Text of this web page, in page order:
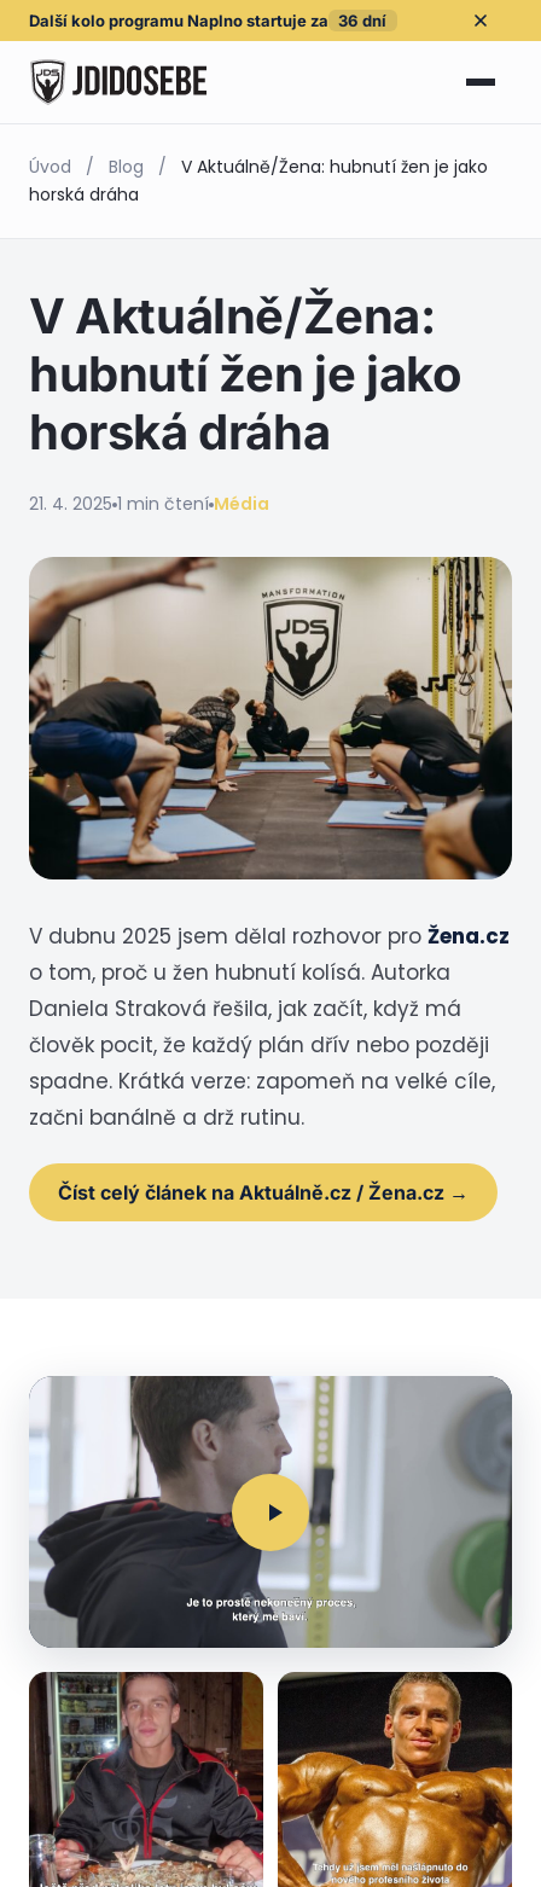
Další koloprogramu Naplnostartuje za 36 dní
Úvod / Blog /
V Aktuálně/Žena: hubnutí žen je jako
horská dráha
V Aktuálně/Žena:
hubnutí žen je jako
horská dráha
21. 4. 2025 1 min čtení Média
V dubnu 2025 jsem dělal rozhovor pro Žena.cz
o tom, proč u žen hubnutí kolísá. Autorka
Daniela Straková řešila, jak začít, když má
člověk pocit, že každý plán dřív nebo později
spadne. Krátká verze: zapomeň na velké cíle,
začni banálně a drž rutinu.
Číst celý článek na Aktuálně.cz / Žena.cz →